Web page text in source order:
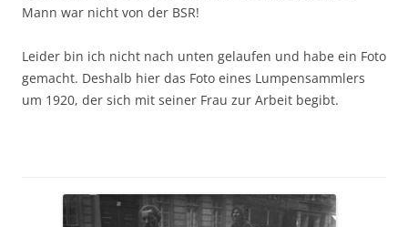
Mann war nicht von der BSR!
Leider bin ich nicht nach unten gelaufen und habe ein Foto
gemacht. Deshalb hier das Foto eines Lumpensammlers
um 1920, der sich mit seiner Frau zur Arbeit begibt.